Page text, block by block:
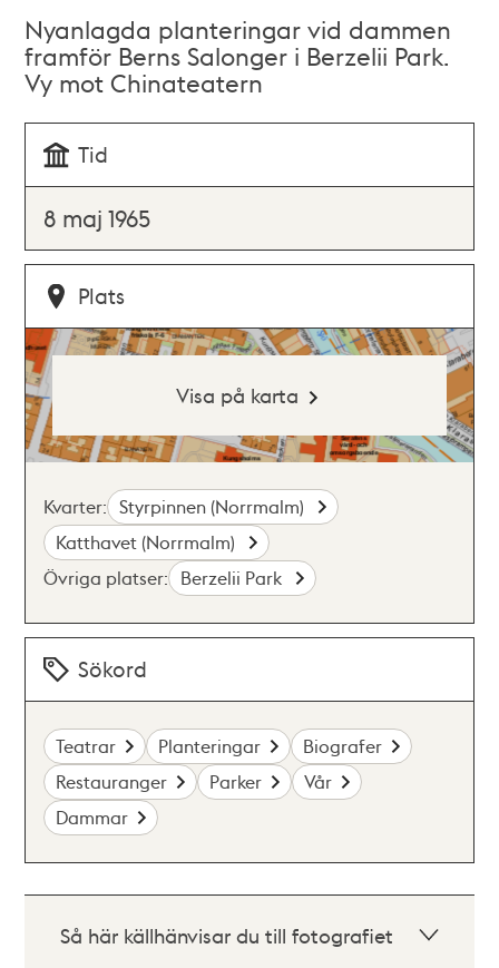
Nyanlagda planteringar vid dammen
framför Berns Salonger i Berzelii Park.
Vy mot Chinateatern
Tid
8 maj 1965
Plats
Visa på karta
Kvarter: Styrpinnen (Norrmalm)
Katthavet (Norrmalm)
Övriga platser: Berzelii Park
Sökord
Teatrar Planteringar
Biografer
Restauranger
Parker
Vår
Dammar
Så här källhänvisar du till fotografiet